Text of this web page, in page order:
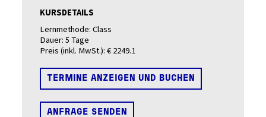
KURSDETAILS
Lernmethode:Class
Dauer:5 Tage
Preis (inkl. MwSt.): € 2249.1
TERMINE ANZEIGEN UND BUCHEN
ANFRAGE SENDEN